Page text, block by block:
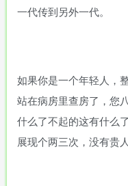
一代传到另外一代。
如果你是一个年轻人，
站在病房里查房了，您
什么了不起的这有什么
展现个两三次，没有贵